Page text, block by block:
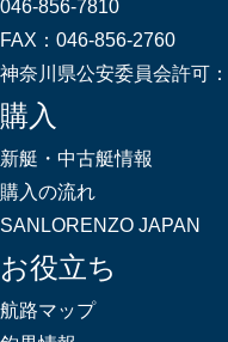
046-856-7810
FAX： 046-856-2760
神奈川県公安委員会許可：
購入
新艇・中古艇情報
購入の流れ
SANLORENZO JAPAN
お役立ち
航路マップ